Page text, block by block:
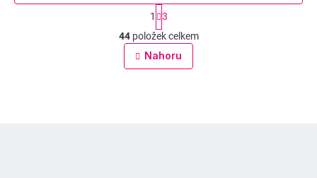
O
v
l
S
t
r
á
1
3
44položek celkem
Nahoru